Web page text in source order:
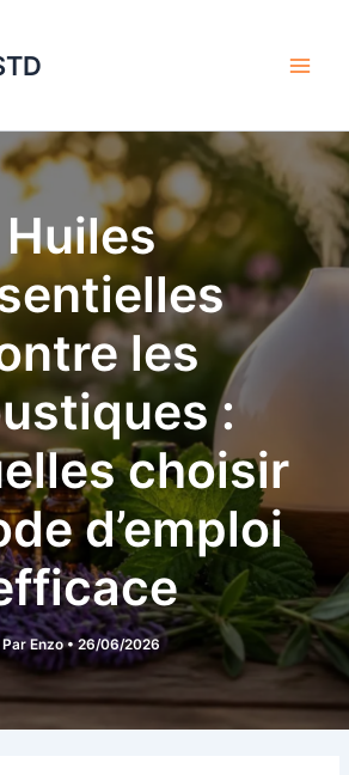
Huiles
les
:
choisir
d’emploi
ParEnzo•26/06/2026